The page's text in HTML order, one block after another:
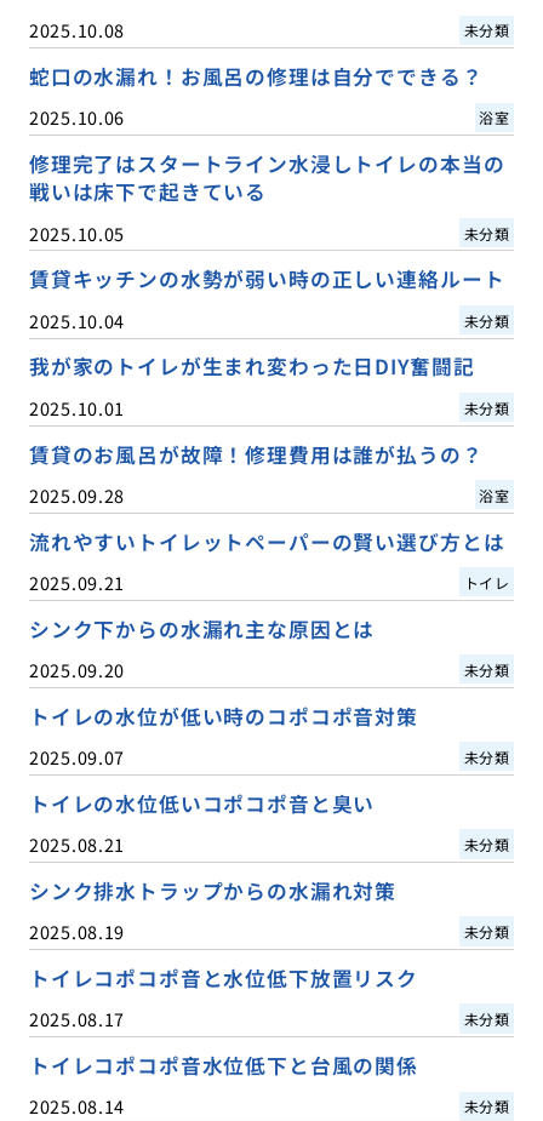
2025.10.08 未分類
蛇口の水漏れ！お風呂の修理は自分でできる？
2025.10.06 浴室
修理完了はスタートライン水浸しトイレの本当の
戦いは床下で起きている
2025.10.05 未分類
賃貸キッチンの水勢が弱い時の正しい連絡ルート
2025.10.04 未分類
我が家のトイレが生まれ変わった日DIY奮闘記
2025.10.01 未分類
賃貸のお風呂が故障！修理費用は誰が払うの？
2025.09.28 浴室
流れやすいトイレットペーパーの賢い選び方とは
2025.09.21 トイレ
シンク下からの水漏れ主な原因とは
2025.09.20 未分類
トイレの水位が低い時のコポコポ音対策
2025.09.07 未分類
トイレの水位低いコポコポ音と臭い
2025.08.21 未分類
シンク排水トラップからの水漏れ対策
2025.08.19 未分類
トイレコポコポ音と水位低下放置リスク
2025.08.17 未分類
トイレコポコポ音水位低下と台風の関係
2025.08.14 未分類